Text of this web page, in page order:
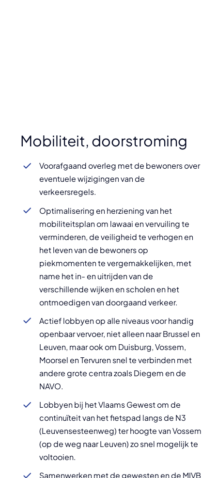
Mobiliteit, doorstroming
Voorafgaand overleg met de bewoners over
eventuele wijzigingen van de
verkeersregels.
Optimalisering en herziening van het
mobiliteitsplan om lawaai en vervuiling te
verminderen, de veiligheid te verhogen en
het leven van de bewoners op
piekmomenten te vergemakkelijken, met
name het in- en uitrijden van de
verschillende wijken en scholen en het
ontmoedigen van doorgaand verkeer.
Actief lobbyen op alle niveaus voor handig
openbaar vervoer, niet alleen naar Brussel en
Leuven, maar ook om Duisburg, Vossem,
Moorsel en Tervuren snel te verbinden met
andere grote centra zoals Diegem en de
NAVO.
Lobbyen bij het Vlaams Gewest om de
continuïteit van het fietspad langs de N3
(Leuvensesteenweg) ter hoogte van Vossem
(op de weg naar Leuven) zo snel mogelijk te
voltooien.
Samenwerken met de gewesten en de MIVB